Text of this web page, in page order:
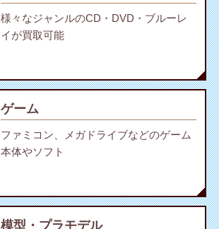
様々なジャンルのCD・DVD・ブルーレ
イが買取可能
ゲーム
ファミコン、メガドライブなどのゲーム
本体やソフト
模型・プラモデル